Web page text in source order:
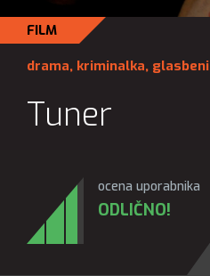
FILM
drama, kriminalka, glasbeni
Tuner
ocena uporabnika
ODLIČNO!